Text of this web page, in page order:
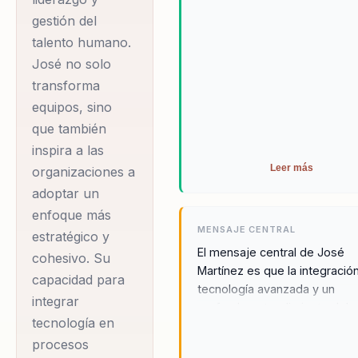
sociales, educación
vir…
coach y experto en
desarrollos
tecnológicos que ha
dedicado su carrera a
la transformación
organizacional a
través de la
integración de
tecnología y
comportamiento
humano. Con una
sólida formación en
gestión del
talento humano.
José no solo
transforma
equipos, sino
que también
inspira a las
organizaciones a
adoptar un
enfoque más
estratégico y
cohesivo. Su
capacidad para
integrar
tecnología en
procesos
Leer más
MENSAJE CENTRAL
El mensaje central de José
Martínez es que la
tecnología avanzada y un